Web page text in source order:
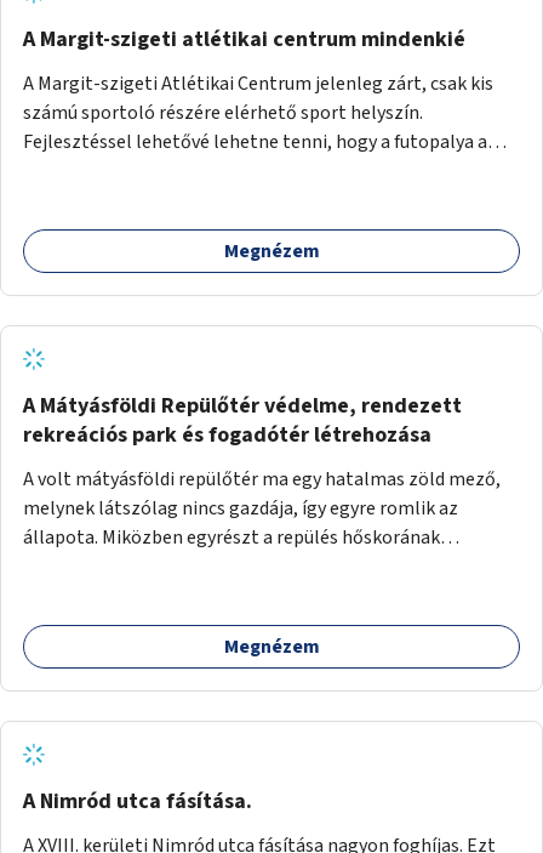
A Margit-szigeti atlétikai centrum mindenkié
A Margit-szigeti Atlétikai Centrum jelenleg zárt, csak kis
számú sportoló részére elérhető sport helyszín.
Fejlesztéssel lehetővé lehetne tenni, hogy a futopalya a
Ehhez zárható tároló helyet, öltözőt, WC-t kell biztosítani.
Megnézem
A Mátyásföldi Repülőtér védelme, rendezett
rekreációs park és fogadótér létrehozása
A volt mátyásföldi repülőtér ma egy hatalmas zöld mező,
melynek látszólag nincs gazdája, így egyre romlik az
állapota. Miközben egyrészt a repülés hőskorának
kikapcsolódási helyszín: kocogók, kutyasétáltatók,
modellrepülők, sárkányeregetők, lovasok használják. A
kialakítható pihenőhely padokkal, kerékpártármaszokkal,
szemetesekkel, esőbeállóval, ami alkalmas kisebb
csoportok fogadására. A másik két bejárathoz is
Megnézem
A Nimród utca fásítása.
A XVIII. kerületi Nimród utca fásítása nagyon foghíjas. Ezt